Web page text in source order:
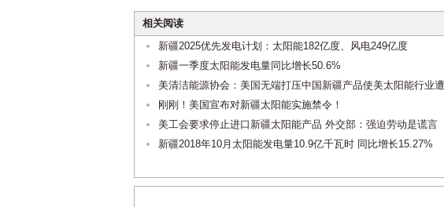
相关阅读
新疆2025优先发电计划：太阳能182亿度、风电249亿度
新疆一季度太阳能发电量同比增长50.6%
美清洁能源协会：美国无端打压中国新疆产品使美太阳能行业
刚刚！美国宣布对新疆太阳能实施禁令！
美工会要求停止进口新疆太阳能产品 外交部：强迫劳动是谎言
新疆2018年10月太阳能发电量10.9亿千瓦时 同比增长15.27%